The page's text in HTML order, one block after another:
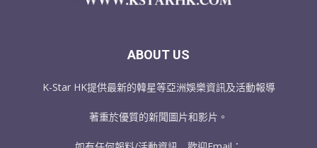
ABOUT US
K-Star HK提供最新的韓星等亞洲娛樂資訊及活動報導
著重於優質的新聞圖片和影片。